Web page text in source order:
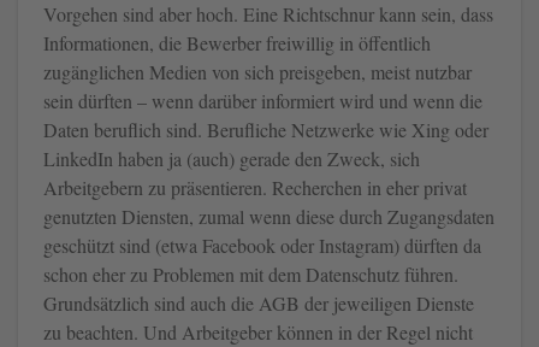
Vorgehen sind aber hoch. Eine Richtschnur kann sein, dass
Informationen, die Bewerber freiwillig in öffentlich
zugänglichen Medien von sich preisgeben, meist nutzbar
sein dürften – wenn darüber informiert wird und wenn die
Daten beruflich sind. Berufliche Netzwerke wie Xing oder
LinkedIn haben ja (auch) gerade den Zweck, sich
Arbeitgebern zu präsentieren. Recherchen in eher privat
genutzten Diensten, zumal wenn diese durch Zugangsdaten
geschützt sind (etwa Facebook oder Instagram) dürften da
schon eher zu Problemen mit dem Datenschutz führen.
Grundsätzlich sind auch die AGB der jeweiligen Dienste
zu beachten. Und Arbeitgeber können in der Regel nicht